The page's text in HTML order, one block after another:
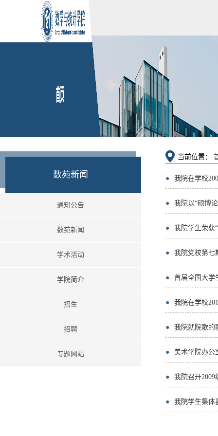
数苑新闻
通知公告
数苑新闻
学术活动
学院简介
招生
招聘
专题网站
当前位置：
● 我院在学校
● 我院以“硕博
● 我院学生荣获
● 我院党校第七
● 首届全国大学
● 我院在学校
● 我院就院歌的
● 美术学院办公
● 我院召开
● 我院学生集体